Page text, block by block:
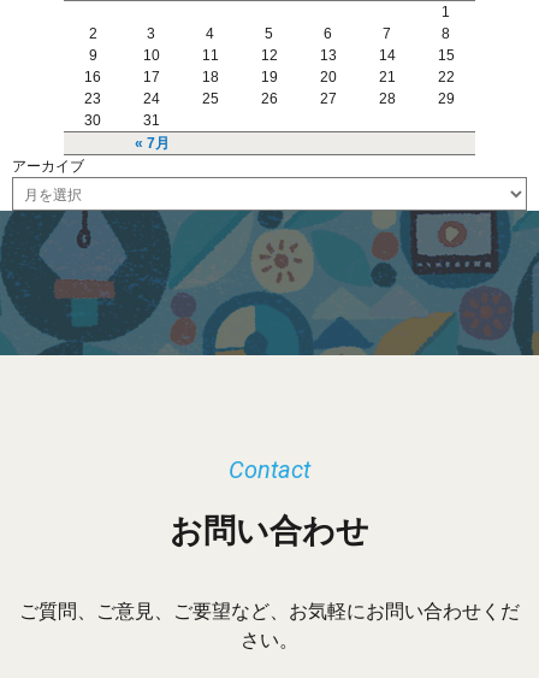
« 7月
1
2
3 4 5 6 7
8
9
10 11 12 13 14
15
16
17 18 19 20 21
22
23
24 25 26 27 28
29
30
31
アーカイブ
ー
ブ
お問い合わせ
Contact
ご質問、ご意見、ご要望など、お気軽にお問い合わせくだ
さい。